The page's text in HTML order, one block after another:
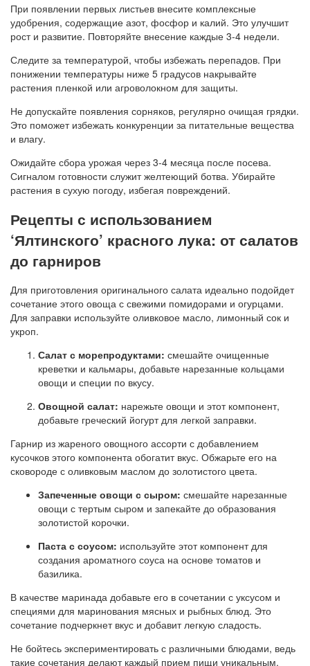
При появлении первых листьев внесите комплексные
удобрения, содержащие азот, фосфор и калий. Это улучшит
рост и развитие. Повторяйте внесение каждые 3-4 недели.
Следите за температурой, чтобы избежать перепадов. При
понижении температуры ниже 5 градусов накрывайте
растения пленкой или агроволокном для защиты.
Не допускайте появления сорняков, регулярно очищая грядки.
Это поможет избежать конкуренции за питательные вещества
и влагу.
Ожидайте сбора урожая через 3-4 месяца после посева.
Сигналом готовности служит желтеющий ботва. Убирайте
растения в сухую погоду, избегая повреждений.
Рецепты с использованием
‘Ялтинского’ красного лука: от салатов
до гарниров
Для приготовления оригинального салата идеально подойдет
сочетание этого овоща с свежими помидорами и огурцами.
Для заправки используйте оливковое масло, лимонный сок и
укроп.
Салат с морепродуктами: смешайте очищенные
креветки и кальмары, добавьте нарезанные кольцами
овощи и специи по вкусу.
Овощной салат: нарежьте овощи и этот компонент,
добавьте греческий йогурт для легкой заправки.
Гарнир из жареного овощного ассорти с добавлением
кусочков этого компонента обогатит вкус. Обжарьте его на
сковороде с оливковым маслом до золотистого цвета.
Запеченные овощи с сыром: смешайте нарезанные
овощи с тертым сыром и запекайте до образования
золотистой корочки.
Паста с соусом: используйте этот компонент для
создания ароматного соуса на основе томатов и
базилика.
В качестве маринада добавьте его в сочетании с уксусом и
специями для маринования мясных и рыбных блюд. Это
сочетание подчеркнет вкус и добавит легкую сладость.
Не бойтесь экспериментировать с различными блюдами, ведь
такие сочетания делают каждый прием пищи уникальным.